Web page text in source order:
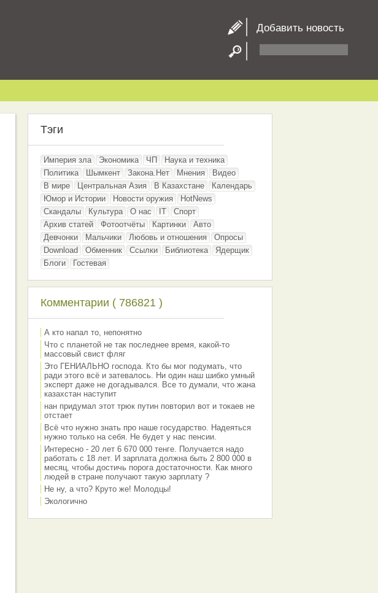
Добавить новость
Тэги
Империя зла Экономика ЧП
Наука и техника
Политика
Шымкент Закона.Нет Мнения
Видео
В мире
Центральная Азия В Казахстане
Календарь
Юмор и Истории
Новости оружия
HotNews
Скандалы
Культура О нас IT
Спорт
Архив статей
Фотоотчёты Картинки
Авто
Девчонки
Мальчики Любовь и отношения
Опросы
Download
Обменник Ссылки Библиотека
Ядерщик
Блоги
Гостевая
Комментарии ( 786821 )
А кто напал то, непонятно
Что с планетой не так последнее время, какой-то
массовый свист фляг
Это ГЕНИАЛЬНО господа. Кто бы мог подумать, что
ради этого всё и затевалось. Ни один наш шибко умный
эксперт даже не догадывался. Все то думали, что жана
казахстан наступит
нан придумал этот трюк путин повторил вот и токаев не
отстает
Всё что нужно знать про наше государство. Надеяться
нужно только на себя. Не будет у нас пенсии.
Интересно - 20 лет 6 670 000 тенге. Получается надо
работать с 18 лет. И зарплата должна быть 2 800 000 в
месяц, чтобы достичь порога достаточности. Как много
людей в стране получают такую зарплату ?
Не ну, а что? Круто же! Молодцы!
Экологично